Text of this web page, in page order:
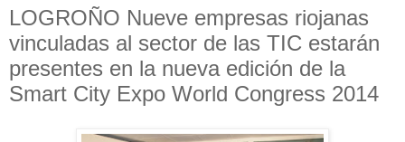
LOGROÑO Nueve empresas riojanas
vinculadas al sector de las TIC estarán
presentes en la nueva edición de la
Smart City Expo World Congress 2014